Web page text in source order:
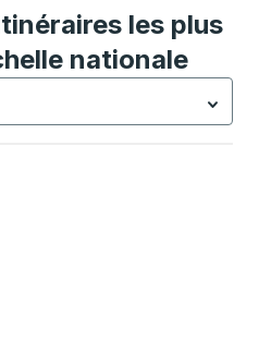
les plus
nationale
New York.La sélection est